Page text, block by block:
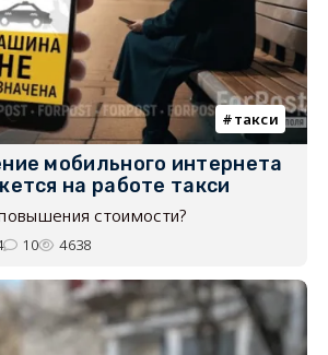
такси
мобильного интернета
на работе такси
стоимости?
10 4638